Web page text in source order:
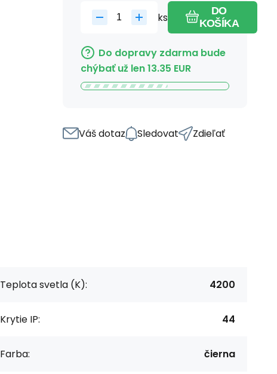
ks
DO
KOŠÍKA
Do dopravy zdarma bude
chýbať už len13.35 EUR
Váš dotaz Sledovat Zdieľať
Teplota svetla (K): 4200
Krytie IP: 44
Farba: čierna